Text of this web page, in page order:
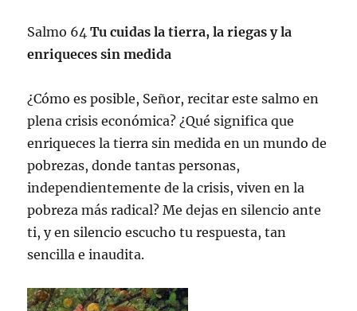
Salmo 64Tu cuidas la tierra, la riegas y la
enriqueces sin medida
¿Cómo es posible, Señor, recitar este salmo en
plena crisis económica? ¿Qué significa que
enriqueces la tierra sin medida en un mundo de
pobrezas, donde tantas personas,
independientemente de la crisis, viven en la
pobreza más radical? Me dejas en silencio ante
ti, y en silencio escucho tu respuesta, tan
sencilla e inaudita.